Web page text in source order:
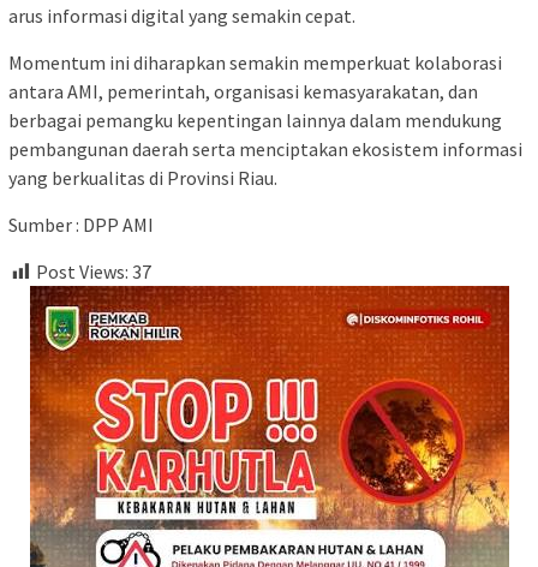
arus informasi digital yang semakin cepat.
Momentum ini diharapkan semakin memperkuat kolaborasi
antara AMI, pemerintah, organisasi kemasyarakatan, dan
berbagai pemangku kepentingan lainnya dalam mendukung
pembangunan daerah serta menciptakan ekosistem informasi
yang berkualitas di Provinsi Riau.
Sumber : DPP AMI
Post Views: 37